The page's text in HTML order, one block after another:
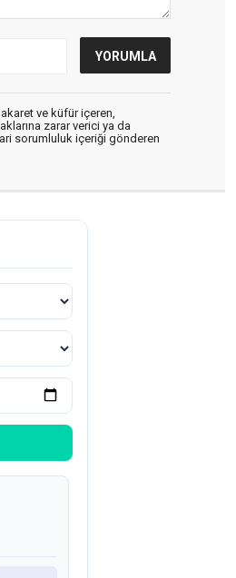
ve küfür içeren,
zarar verici ya da
sorumluluk içeriği gönderen